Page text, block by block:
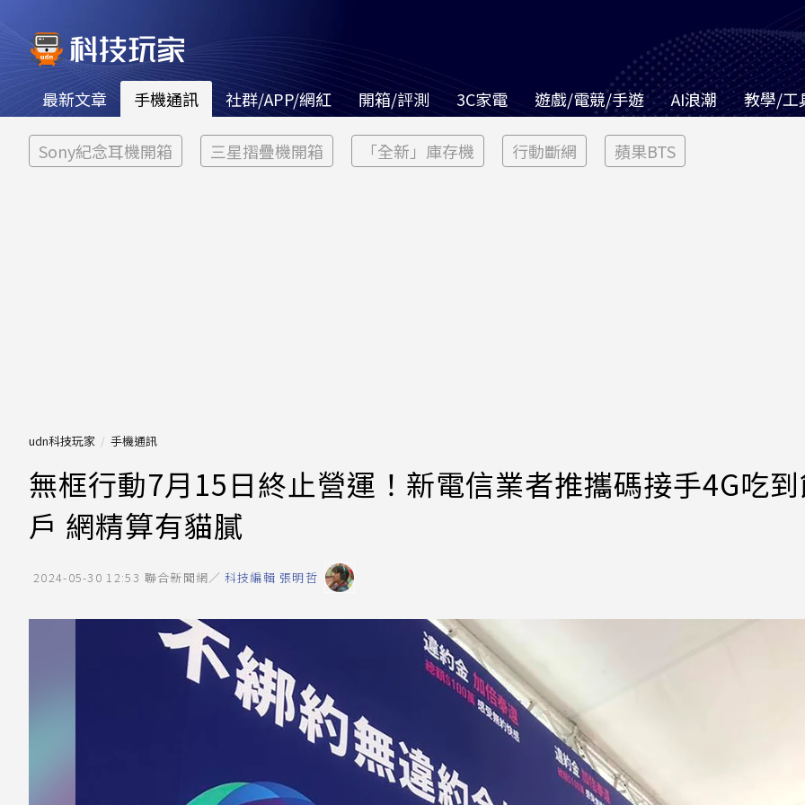
最新文章 手機通訊 社群/APP/網紅 開箱/評測 3C家電 遊戲/電競/手遊 AI浪潮 教學/工
Sony紀念耳機開箱 三星摺疊機開箱 「全新」庫存機 行動斷網 蘋果BTS
udn科技玩家 手機通訊
無框行動7月15日終止營運！新電信業者推攜碼接手4G吃
戶 網精算有貓膩
2024-05-30 12:53 聯合新聞網／ 科技編輯 張明哲